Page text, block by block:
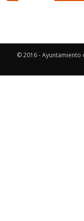
© 2016 - Ayuntamiento